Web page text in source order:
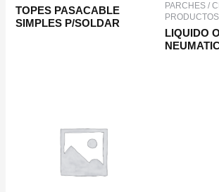
TOPES PASACABLE
SIMPLES P/SOLDAR
PARCHES /
PRODUCTOS
LIQUIDO